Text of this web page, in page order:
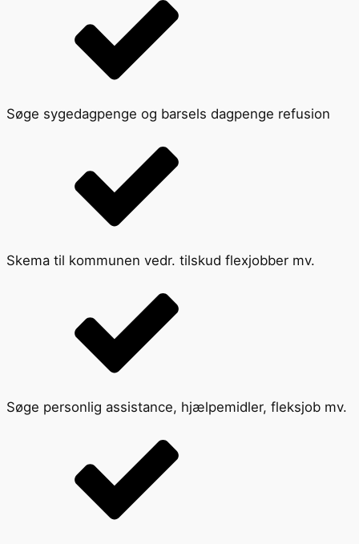
Søge sygedagpenge og barsels dagpenge refusion
Skema til kommunen vedr. tilskud flexjobber mv.
Søge personlig assistance, hjælpemidler, fleksjob mv.